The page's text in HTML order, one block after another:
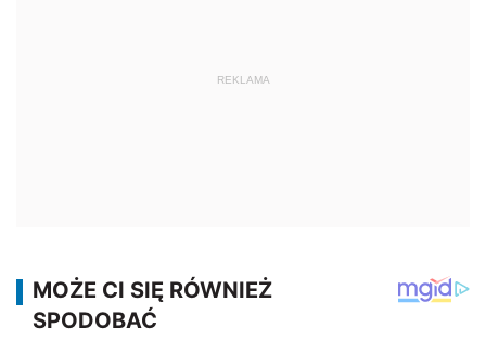
REKLAMA